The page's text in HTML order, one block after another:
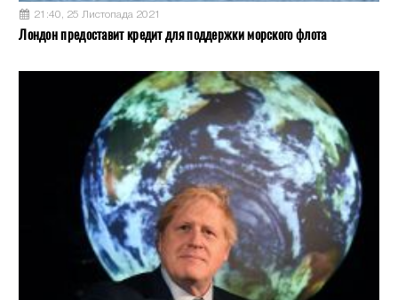
21:40, 25 Листопада 2021
Лондон предоставит кредит для поддержки морского флота